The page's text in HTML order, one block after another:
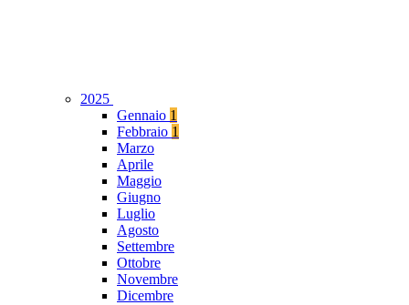
2025
Gennaio 1
Febbraio 1
Marzo
Aprile
Maggio
Giugno
Luglio
Agosto
Settembre
Ottobre
Novembre
Dicembre